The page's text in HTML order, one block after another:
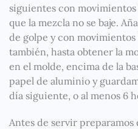
siguientes con
que la mezcla no se baje.
de golpe y con
también, hasta obtener la
en el molde, encima de la
papel de aluminio y
día siguiente, o al menos 6
Antes de servir